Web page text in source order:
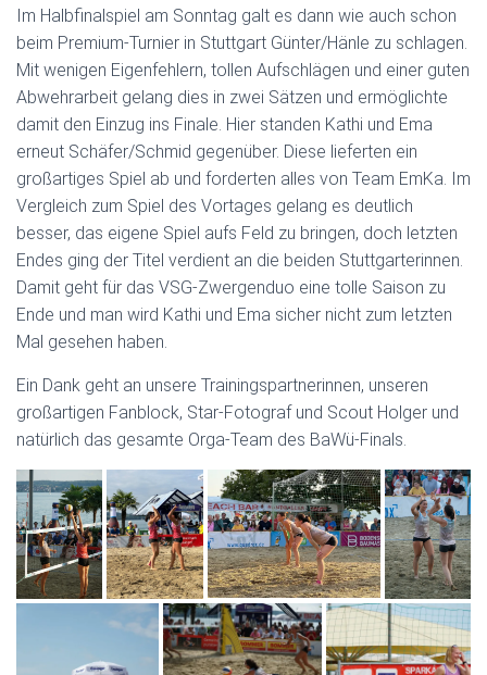
Im Halbfinalspiel am Sonntag galt es dann wie auch schon
beim Premium-Turnier in Stuttgart Günter/Hänle zu schlagen.
Mit wenigen Eigenfehlern, tollen Aufschlägen und einer guten
Abwehrarbeit gelang dies in zwei Sätzen und ermöglichte
damit den Einzug ins Finale. Hier standen Kathi und Ema
erneut Schäfer/Schmid gegenüber. Diese lieferten ein
großartiges Spiel ab und forderten alles von Team EmKa. Im
Vergleich zum Spiel des Vortages gelang es deutlich
besser, das eigene Spiel aufs Feld zu bringen, doch letzten
Endes ging der Titel verdient an die beiden Stuttgarterinnen.
Damit geht für das VSG-Zwergenduo eine tolle Saison zu
Ende und man wird Kathi und Ema sicher nicht zum letzten
Mal gesehen haben.
Ein Dank geht an unsere Trainingspartnerinnen, unseren
großartigen Fanblock, Star-Fotograf und Scout Holger und
natürlich das gesamte Orga-Team des BaWü-Finals.